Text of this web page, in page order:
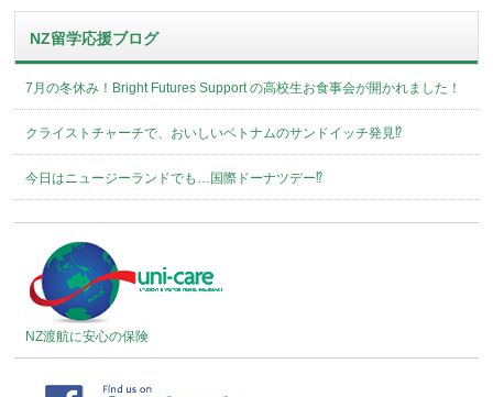
NZ留学応援ブログ
7月の冬休み！Bright Futures Support の高校生お食事会が開かれました！
クライストチャーチで、おいしいベトナムのサンドイッチ発見⁉︎
今日はニュージーランドでも…国際ドーナツデー⁉︎
NZ渡航に安心の保険